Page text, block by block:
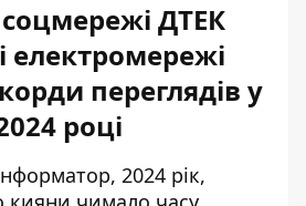
ДТЕК
електромережі
переглядів у
році
2024 рік,